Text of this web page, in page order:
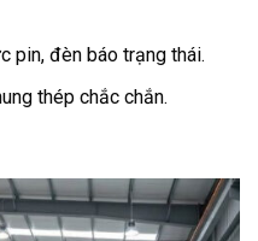
pin, đèn báo trạng thái.
thép chắc chắn.